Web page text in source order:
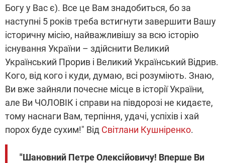
Богу у Вас є). Все це Вам знадобиться, бо за
наступні 5 років треба встигнути завершити Вашу
історичну місію, найважливішу за всю історію
існування України – здійснити Великий
Український Прорив і Великий Український Відрив.
Кого, від кого і куди, думаю, всі розуміють. Знаю,
Ви вже зайняли почесне місце в історії України,
але Ви ЧОЛОВІК і справи на півдорозі не кидаєте,
тому наснаги Вам, терпіння, удачі, успіхів і хай
порох буде сухим!" Від Світлани Кушніренко.
"Шановний Петре Олексійовичу! Вперше Ви